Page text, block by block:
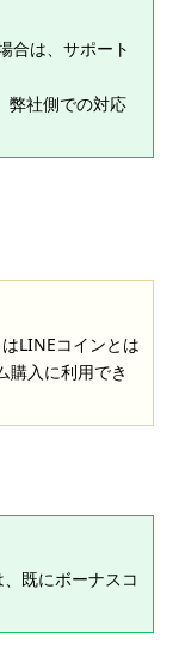
合は、サポート
弊社側での対応
LINEコインとは
購入に利用でき
既にボーナスコ